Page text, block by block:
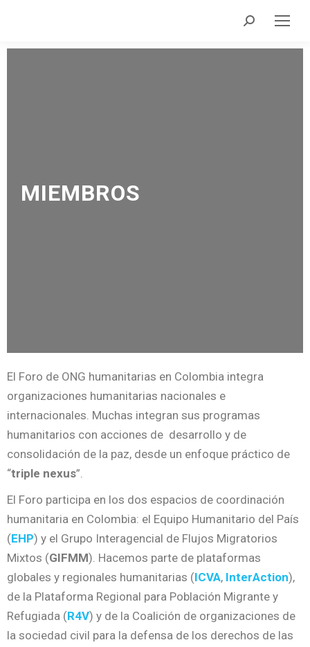
MIEMBROS
El Foro de ONG humanitarias en Colombia integra
organizaciones humanitarias nacionales e
internacionales. Muchas integran sus programas
humanitarios con acciones de desarrollo y de
consolidación de la paz, desde un enfoque práctico de
“triple nexus”.
El Foro participa en los dos espacios de coordinación
humanitaria en Colombia: el Equipo Humanitario del País
(EHP) y el Grupo Interagencial de Flujos Migratorios
Mixtos (GIFMM). Hacemos parte de plataformas
globales y regionales humanitarias (ICVA, InterAction),
de la Plataforma Regional para Población Migrante y
Refugiada (R4V) y de la Coalición de organizaciones de
la sociedad civil para la defensa de los derechos de las